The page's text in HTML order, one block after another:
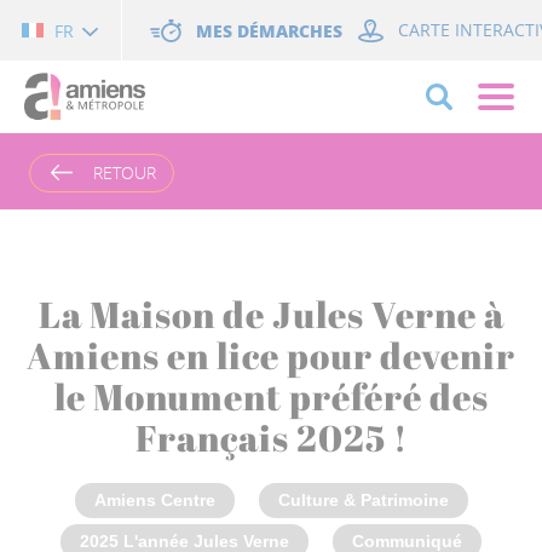
FR MES DÉMARCHES CARTE
RETOUR
La Maison de Jules Verne à
Amiens en lice pour devenir
le Monument préféré des
Français 2025 !
Amiens Centre Culture & Patrimoine
2025 L'année Jules Verne Communiqué